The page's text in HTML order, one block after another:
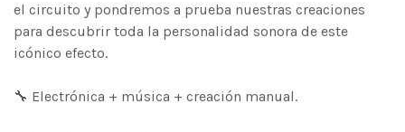
el circuito y pondremos a prueba nuestras creaciones
para descubrir toda la personalidad sonora de este
icónico efecto.
🔧 Electrónica + música + creación manual.